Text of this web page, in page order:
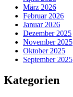
März 2026
Februar 2026
Januar 2026
Dezember 2025
November 2025
Oktober 2025
September 2025
Kategorien